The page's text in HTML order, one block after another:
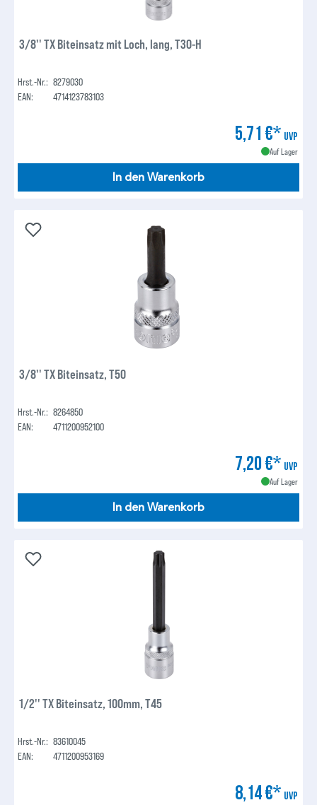
3/8'' TX Biteinsatz mit Loch, lang, T30-H
Hrst.-Nr.: 8279030
EAN:
4714123783103
5,71 €* UVP
Auf Lager
In den Warenkorb
3/8'' TX Biteinsatz, T50
Hrst.-Nr.: 8264850
EAN:
4711200952100
7,20 €* UVP
Auf Lager
In den Warenkorb
1/2'' TX Biteinsatz, 100mm, T45
Hrst.-Nr.: 83610045
EAN:
4711200953169
8,14 €* UVP